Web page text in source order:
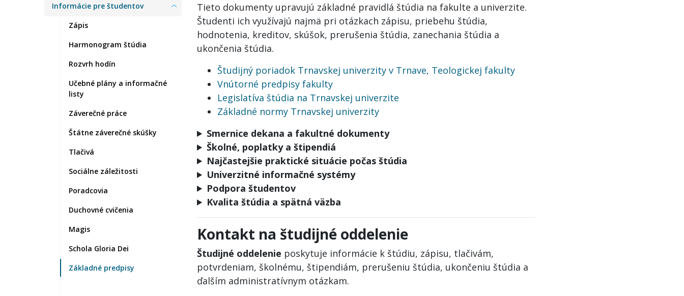
Informácie pre študentov
Zápis
Harmonogram štúdia
Rozvrh hodín
Učebné plány a informačné
listy
Záverečné práce
Štátne záverečné skúšky
Tlačivá
Sociálne záležitosti
Poradcovia
Duchovné cvičenia
Magis
Schola Gloria Dei
Základné predpisy
Tieto dokumenty upravujú základné pravidlá štúdia na fakulte a univerzite.
Študenti ich využívajú najmä pri otázkach zápisu, priebehu štúdia,
hodnotenia, kreditov, skúšok, prerušenia štúdia, zanechania štúdia a
ukončenia štúdia.
Študijný poriadok Trnavskej univerzity v Trnave, Teologickej fakulty
Vnútorné predpisy fakulty
Legislatíva štúdia na Trnavskej univerzite
Základné normy Trnavskej univerzity
Smernice dekana a fakultné dokumenty
Školné, poplatky a štipendiá
Najčastejšie praktické situácie počas štúdia
Univerzitné informačné systémy
Podpora študentov
Kvalita štúdia a spätná väzba
Kontakt na študijné oddelenie
Študijné oddelenie poskytuje informácie k štúdiu, zápisu, tlačivám,
potvrdeniam, školnému, štipendiám, prerušeniu štúdia, ukončeniu štúdia a
ďalším administratívnym otázkam.